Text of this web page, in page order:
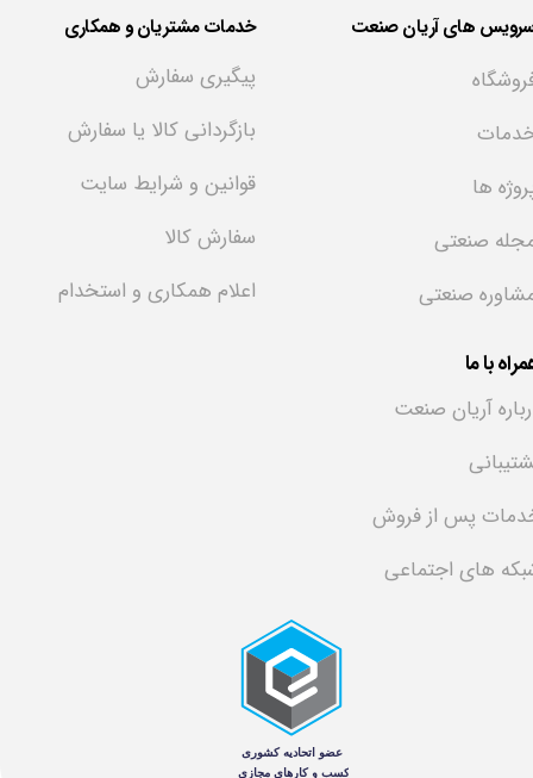
افزودن به علاقه مندی ها
هنوز نظری ثبت نشده
اولین نفری باشید که نظر می‌دهید
ثبت نظر
های آریان صنعت خدمات مشتریان و همکاری
با ما
ها
صنعتی
صنعتی
پیگیری سفارش
بازگردانی کالا یا سفارش
قوانین و شرایط سایت
سفارش کالا
اعلام همکاری و استخدام
آریان صنعت
پس از فروش
های اجتماعی